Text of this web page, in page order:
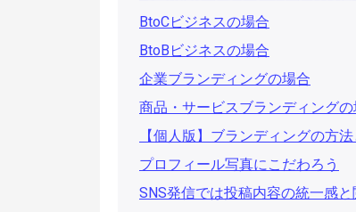
BtoCビジネスの場合
BtoBビジネスの場合
企業ブランディングの場合
商品・サービスブランディングの
【個人版】ブランディングの方
プロフィール写真にこだわろう
SNS発信では投稿内容の統一感